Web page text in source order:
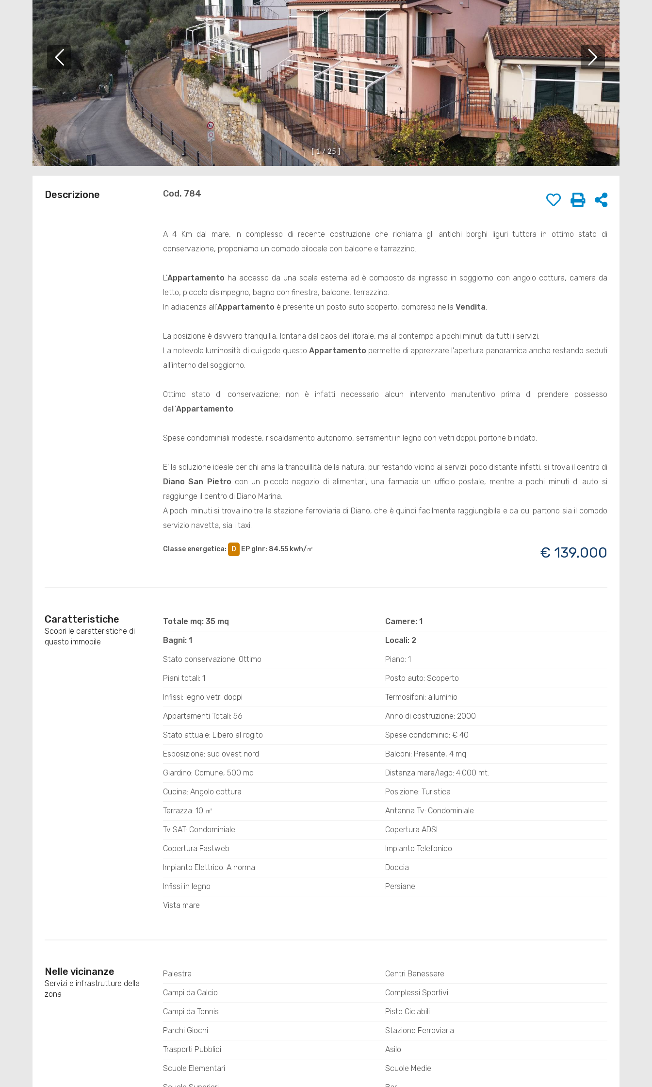
confermo di aver preso visione dell'informativa privacy.
INVIA
[ 1 / 25 ]
Descrizione Cod. 784
A 4 Km dal mare, in complesso di recente costruzione che richiama gli antichi borghi liguri tuttora in ottimo stato di
conservazione, proponiamo un comodo bilocale con balcone e terrazzino.
L'Appartamento ha accesso da una scala esterna ed è composto da ingresso in soggiorno con angolo cottura, camera da
letto, piccolo disimpegno, bagno con finestra, balcone, terrazzino.
In adiacenza all'Appartamento è presente un posto auto scoperto, compreso nella Vendita.
La posizione è davvero tranquilla, lontana dal caos del litorale, ma al contempo a pochi minuti da tutti i servizi.
La notevole luminosità di cui gode questoAppartamento permette di apprezzare l'apertura panoramica anche restando seduti
all'interno del soggiorno.
Ottimo stato di conservazione; non è infatti necessario alcun intervento manutentivo prima di prendere possesso
dell'Appartamento.
Spese condominiali modeste, riscaldamento autonomo, serramenti in legno con vetri doppi, portone blindato.
E' la soluzione ideale per chi ama la tranquillità della natura, pur restando vicino ai servizi: poco distante infatti, si trova il centro di
Diano San Pietro con un piccolo negozio di alimentari, una farmacia un ufficio postale, mentre a pochi minuti di auto si
raggiunge il centro di Diano Marina.
A pochi minuti si trova inoltre la stazione ferroviaria di Diano, che è quindi facilmente raggiungibile e da cui partono sia il comodo
servizio navetta, sia i taxi.
Classe energetica: D EP glnr: 84.55 kwh/㎡ € 139.000
Caratteristiche
Scopri le caratteristiche di
questo immobile
Totale mq: 35 mq Camere: 1
Bagni: 1 Locali: 2
Stato conservazione: Ottimo Piano: 1
Piani totali: 1 Posto auto: Scoperto
Infissi: legno vetri doppi Termosifoni: alluminio
Appartamenti Totali: 56 Anno di costruzione: 2000
Stato attuale: Libero al rogito Spese condominio: € 40
Esposizione: sud ovest nord Balconi: Presente, 4 mq
Giardino: Comune, 500 mq Distanza mare/lago: 4.000 mt.
Cucina: Angolo cottura Posizione: Turistica
Terrazza: 10 ㎡ Antenna Tv: Condominiale
Tv SAT: Condominiale Copertura ADSL
Copertura Fastweb Impianto Telefonico
Impianto Elettrico: A norma Doccia
Infissi in legno Persiane
Vista mare
Nelle vicinanze
Servizi e infrastrutture della
zona
Palestre Centri Benessere
Campi da Calcio Complessi Sportivi
Campi da Tennis Piste Ciclabili
Parchi Giochi Stazione Ferroviaria
Trasporti Pubblici Asilo
Scuole Elementari Scuole Medie